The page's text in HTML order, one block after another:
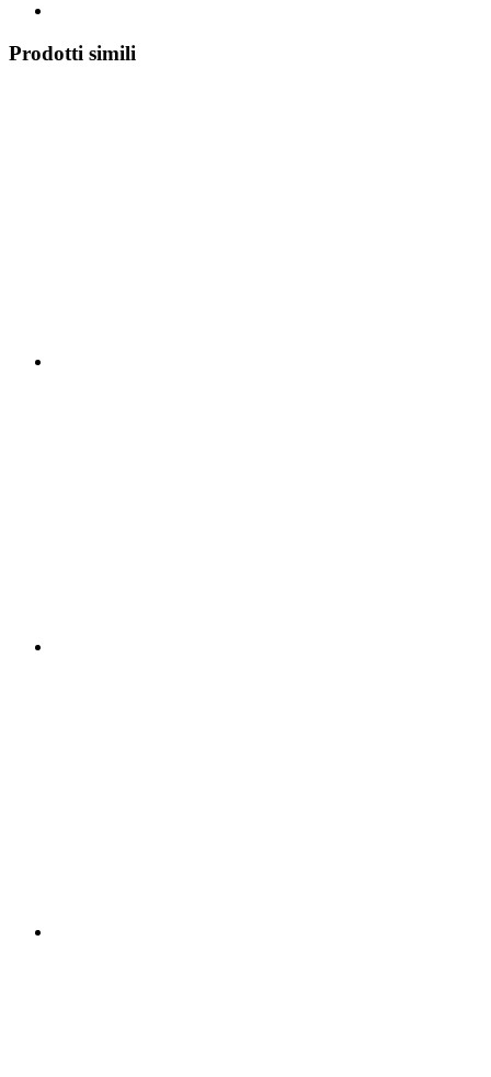
Prodotti simili